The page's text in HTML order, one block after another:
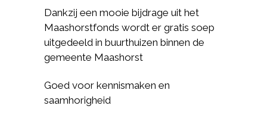
Dankzij een mooie bijdrage uit het
Maashorstfonds wordt er gratis soep
uitgedeeld in buurthuizen binnen de
gemeente Maashorst
Goed voor kennismaken en
saamhorigheid